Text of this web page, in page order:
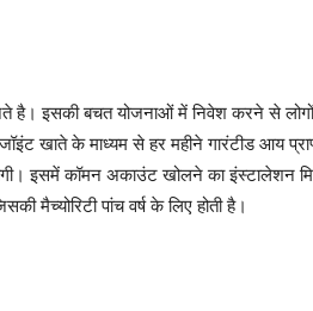
है। इसकी बचत योजनाओं में निवेश करने से
खाते के माध्यम से हर महीने गारंटीड आय
इसमें कॉमन अकाउंट खोलने का इंस्टालेशन
मैच्योरिटी पांच वर्ष के लिए होती है।